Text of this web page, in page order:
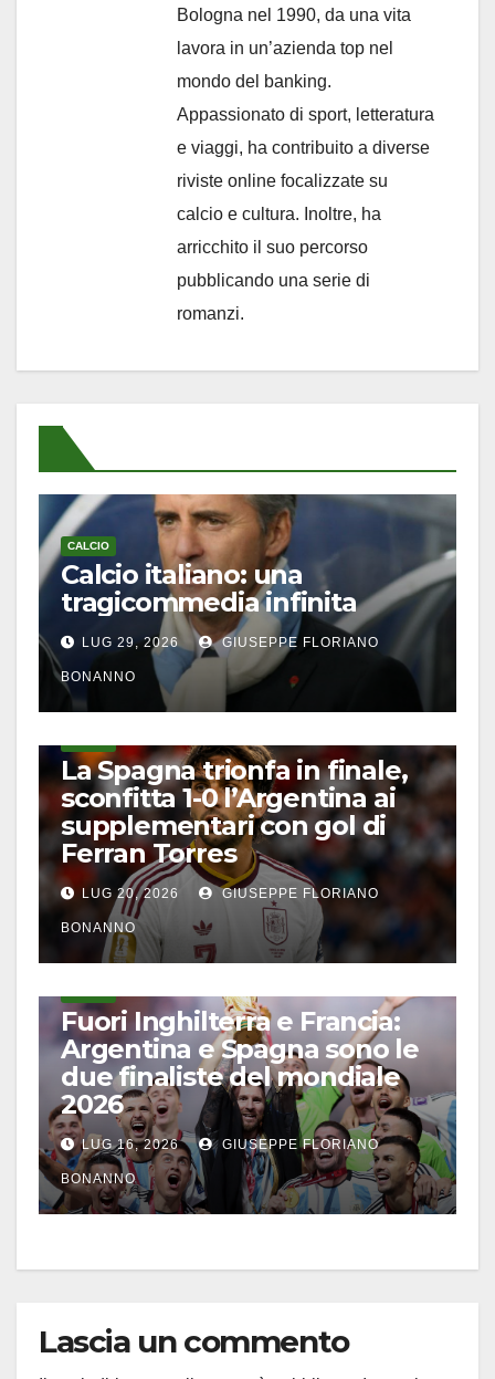
Bologna nel 1990, da una vita
lavora in un’azienda top nel
mondo del banking.
Appassionato di sport, letteratura
e viaggi, ha contribuito a diverse
riviste online focalizzate su
calcio e cultura. Inoltre, ha
arricchito il suo percorso
pubblicando una serie di
romanzi.
CALCIO
Calcio italiano: una
tragicommedia infinita
LUG 29, 2026 GIUSEPPE FLORIANO
BONANNO
La Spagna trionfa in finale,
sconfitta 1-0 l’Argentina ai
supplementari con gol di
Ferran Torres
LUG 20, 2026 GIUSEPPE FLORIANO
BONANNO
Fuori Inghilterra e Francia:
Argentina e Spagna sono le
due finaliste del mondiale
2026
LUG 16, 2026 GIUSEPPE FLORIANO
BONANNO
Lascia un commento